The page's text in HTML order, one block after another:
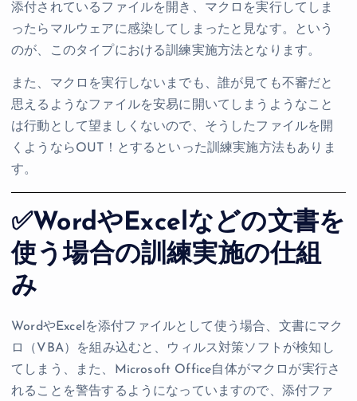
添付されているファイルを開き、マクロを実行してしま
ったらマルウェアに感染してしまったと見なす。という
のが、このタイプにおける訓練実施方法となります。
また、マクロを実行しないまでも、誰が見ても不審だと
思えるようなファイルを安易に開いてしまうようなこと
は行動として望ましくないので、そうしたファイルを開
くようならOUT！とするといった訓練実施方法もありま
す。
✅WordやExcelなどの文書を
使う場合の訓練実施の仕組
み
WordやExcelを添付ファイルとして使う場合、文書にマク
ロ（VBA）を組み込むと、ウィルス対策ソフトが検知し
てしまう、また、Microsoft Office自体がマクロが実行さ
れることを警告するようになっていますので、添付ファ